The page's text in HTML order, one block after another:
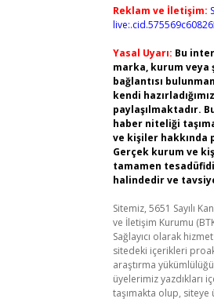
Reklam ve İletişim:
Yasal Uyarı: Bu
marka, kurum veya
bağlantısı
kendi
paylaşılmaktadır.
haber niteliği
ve kişiler hakkında
Gerçek kurum ve
tamamen
halindedir ve
Sitemiz, 5651 Sayılı
ve İletişim Kurumu
Sağlayıcı olarak
sitedeki içerikleri
araştırma
üyelerimiz yazdıkları
taşımakta olup,